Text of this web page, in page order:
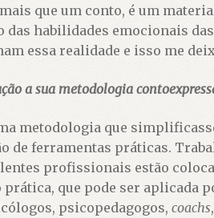
que um conto, é um
habilidades emocionais
essa realidade e isso me
a sua metodologia
metodologia que
de ferramentas práticas.
profissionais estão
que pode ser aplicada
psicopedagogos,coachs